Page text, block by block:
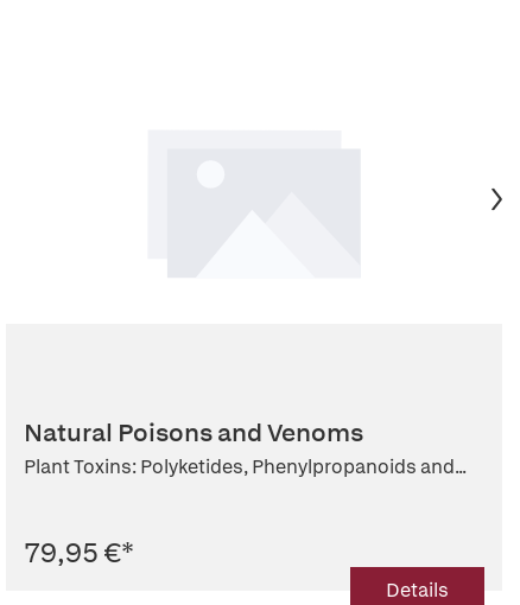
Natural Poisons and Venoms
Plant Toxins: Polyketides, Phenylpropanoids and...
79,95 €*
Details